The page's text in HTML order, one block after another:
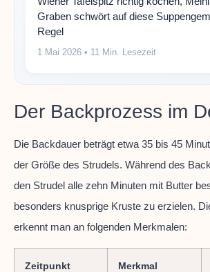
Graben schwört auf diese
Regel
1 Mai 2026 • 11 Min. Lesezeit
Der Backprozess im
Die Backdauer beträgt etwa 35 bis 45
der Größe des Strudels. Während des
den Strudel alle zehn Minuten mit Butter
besonders knusprige Kruste zu erzielen.
erkennt man an folgenden Merkmalen:
Zeitpunkt Merkmal